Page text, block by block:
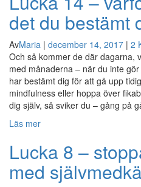
det du bestämt
AvMaria | december 14, 2017 | 2
Och så kommer de där dagarna,
med månaderna – när du inte
har bestämt dig för att gå upp
mindfulness eller hoppa över
dig själv, så sviker du – gång på
Läs mer
Lucka 8 –
med